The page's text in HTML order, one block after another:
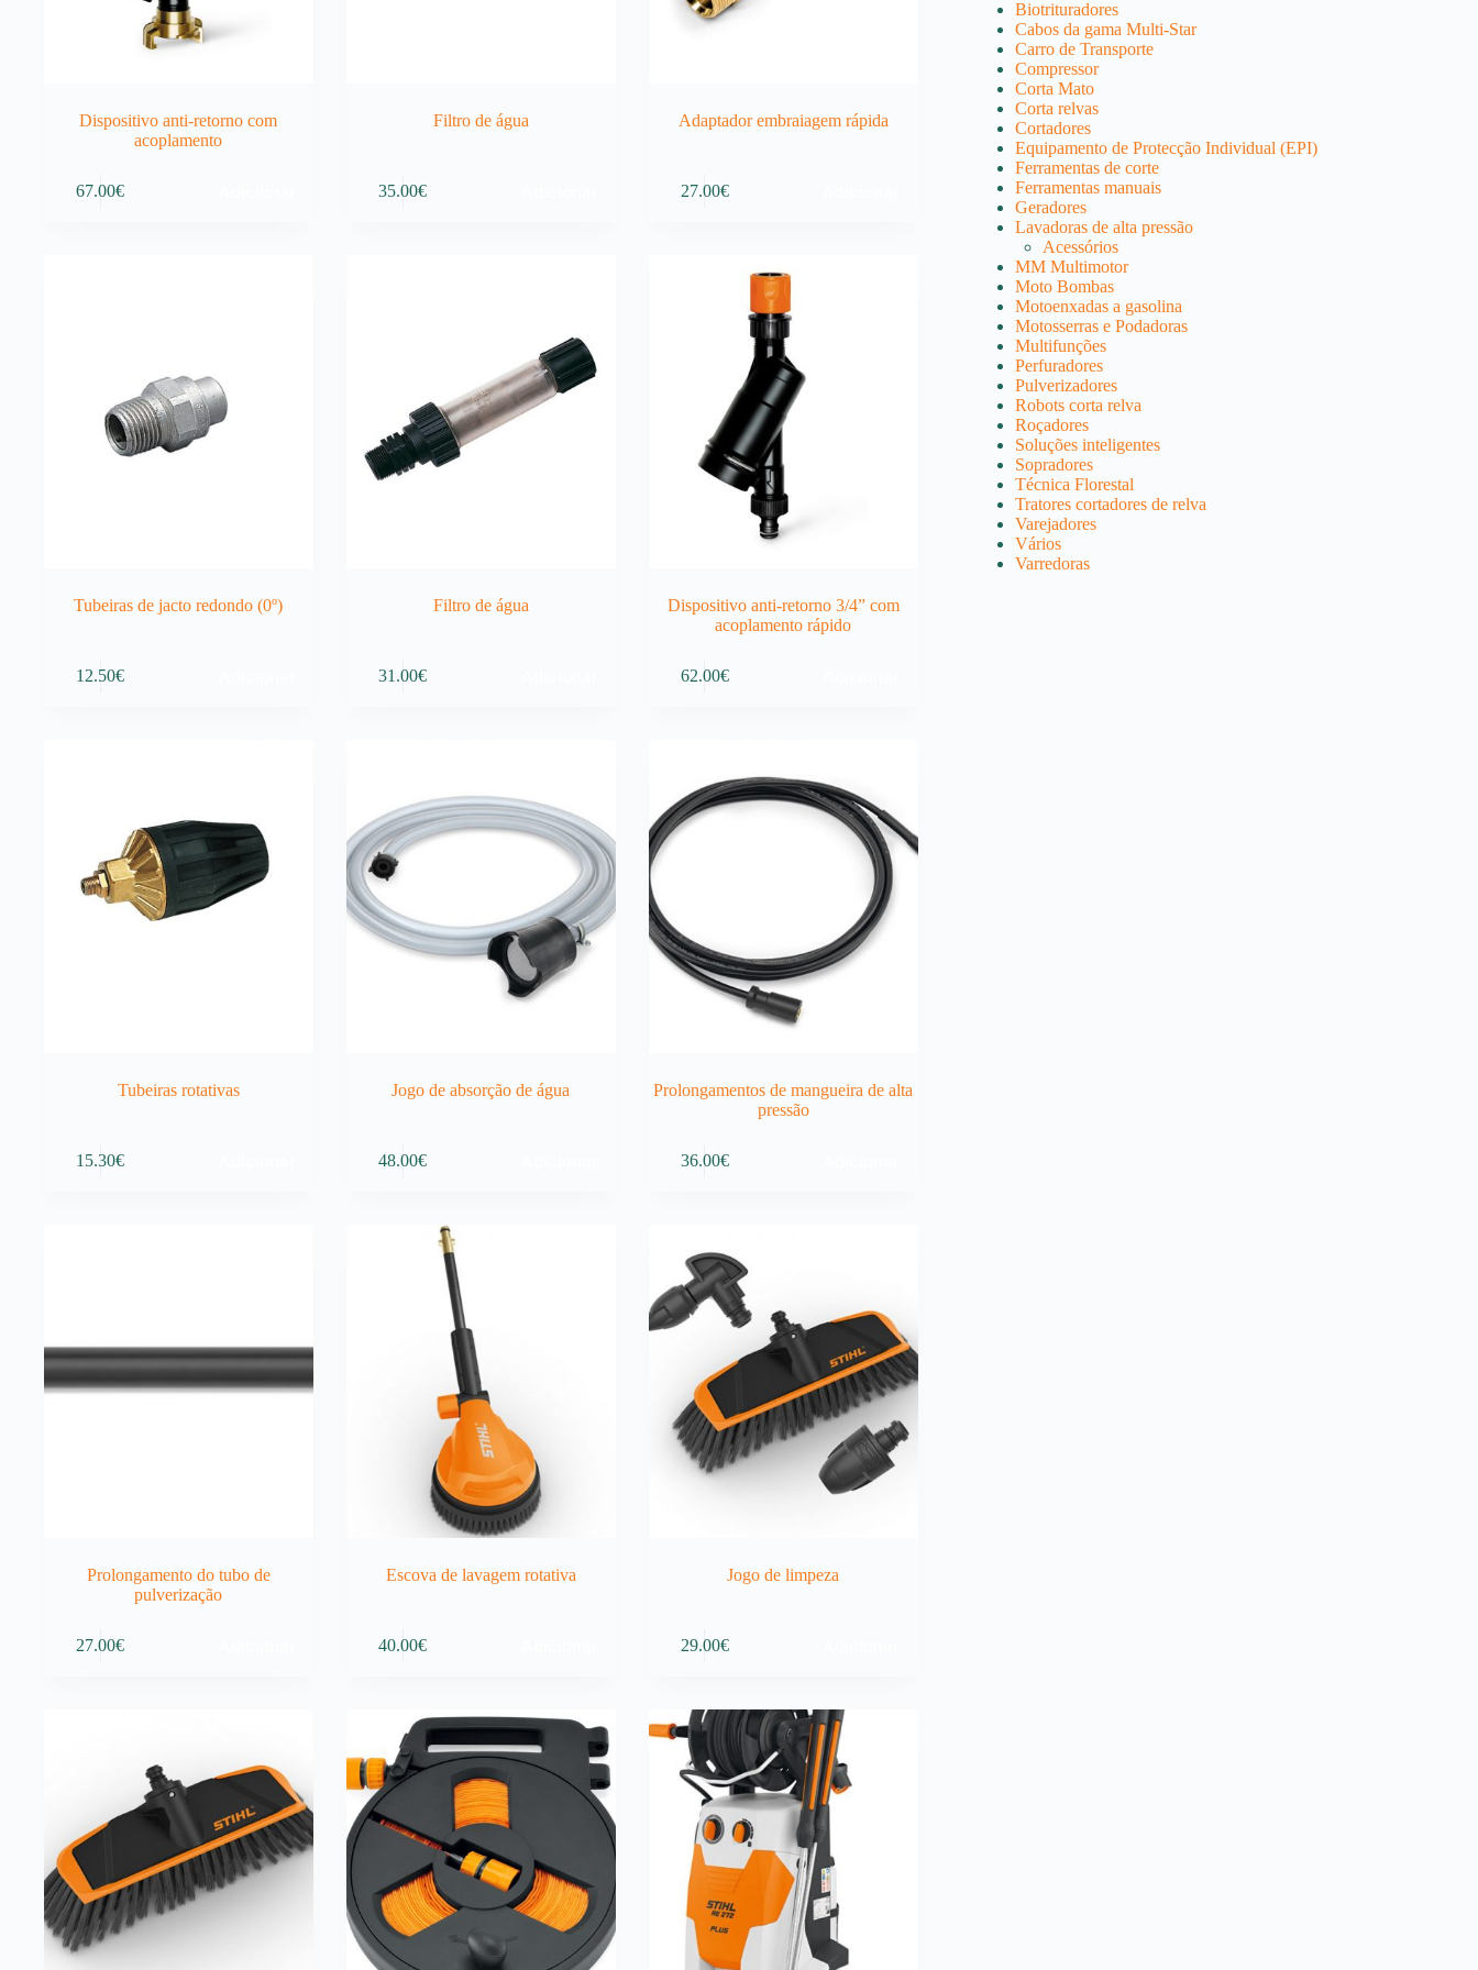
Dispositivo anti-retorno com
acoplamento
67.00€
Filtro de água
35.00€
Adaptador embraiagem rápida
27.00€
Tubeiras de jacto redondo (0º)
12.50€
Filtro de água
31.00€
Dispositivo anti-retorno 3/4” com
acoplamento rápido
62.00€
Tubeiras rotativas
15.30€
Jogo de absorção de água
48.00€
Prolongamentos de mangueira de alta
pressão
36.00€
Prolongamento do tubo de
pulverização
27.00€
Escova de lavagem rotativa
40.00€
Jogo de limpeza
29.00€
Biotrituradores
Cabos da gama Multi-Star
Carro de Transporte
Compressor
Corta Mato
Corta relvas
Cortadores
Equipamento de Protecção Individual (EPI)
Ferramentas de corte
Ferramentas manuais
Geradores
Lavadoras de alta pressão
Acessórios
MM Multimotor
Moto Bombas
Motoenxadas a gasolina
Motosserras e Podadoras
Multifunções
Perfuradores
Pulverizadores
Robots corta relva
Roçadores
Soluções inteligentes
Sopradores
Técnica Florestal
Tratores cortadores de relva
Varejadores
Vários
Varredoras